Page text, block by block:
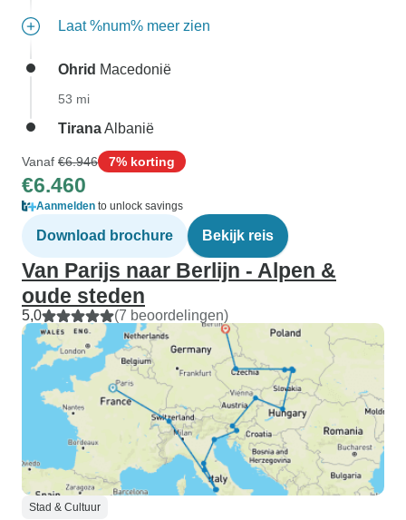
Laat %num% meer zien
Ohrid Macedonië
53 mi
TiranaAlbanië
Vanaf €6.946 7% korting
€6.460
Aanmelden to unlock savings
Download brochure Bekijk reis
Van Parijs naar Berlijn - Alpen &
oude steden
5,0 (7 beoordelingen)
Stad & Cultuur